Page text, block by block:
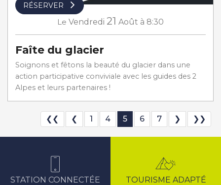
RÉSERVER
Le Vendredi 21 Août à 8:30
Faîte du glacier
Soignons et fêtons la beauté du glacier dans une
action participative conviviale avec les guides des 2
Alpes et leurs partenaires !
❮❮ ❮ 1 4 5 6 7 ❯ ❯❯
STATION CONNECTÉE TOURISME ADAPTÉ